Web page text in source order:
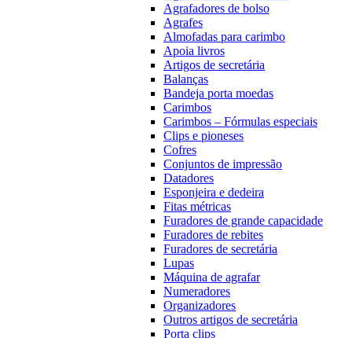
Agrafadores de bolso
Agrafes
Almofadas para carimbo
Apoia livros
Artigos de secretária
Balanças
Bandeja porta moedas
Carimbos
Carimbos – Fórmulas especiais
Clips e pioneses
Cofres
Conjuntos de impressão
Datadores
Esponjeira e dedeira
Fitas métricas
Furadores de grande capacidade
Furadores de rebites
Furadores de secretária
Lupas
Máquina de agrafar
Numeradores
Organizadores
Outros artigos de secretária
Porta clips